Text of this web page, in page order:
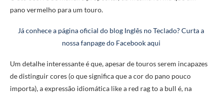
pano vermelho para um touro.
Já conhece a página oficial do blog Inglês no Teclado? Curta a
nossa fanpage do Facebook aqui
Um detalhe interessante é que, apesar de touros serem incapazes
de distinguir cores (o que significa que a cor do pano pouco
importa), a expressão idiomática like a red rag to a bull é, na